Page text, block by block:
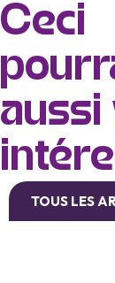
Ceci
aussi
TOUS LES